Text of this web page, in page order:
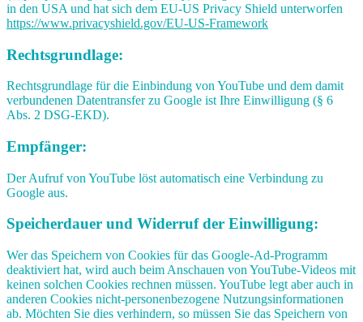
in den USA und hat sich dem EU-US Privacy Shield unterworfen
https://www.privacyshield.gov/EU-US-Framework
Rechtsgrundlage:
Rechtsgrundlage für die Einbindung von YouTube und dem damit
verbundenen Datentransfer zu Google ist Ihre Einwilligung (§ 6
Abs. 2 DSG-EKD).
Empfänger:
Der Aufruf von YouTube löst automatisch eine Verbindung zu
Google aus.
Speicherdauer und Widerruf der Einwilligung:
Wer das Speichern von Cookies für das Google-Ad-Programm
deaktiviert hat, wird auch beim Anschauen von YouTube-Videos mit
keinen solchen Cookies rechnen müssen. YouTube legt aber auch in
anderen Cookies nicht-personenbezogene Nutzungsinformationen
ab. Möchten Sie dies verhindern, so müssen Sie das Speichern von